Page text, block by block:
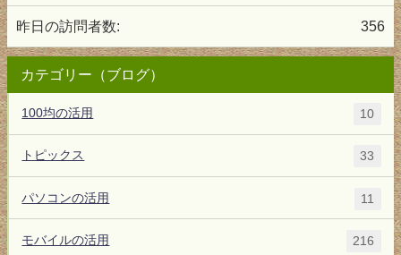
356
昨日の訪問者数:
カテゴリー（ブログ）
100均の活用 10
トピックス 33
パソコンの活用 11
モバイルの活用 216